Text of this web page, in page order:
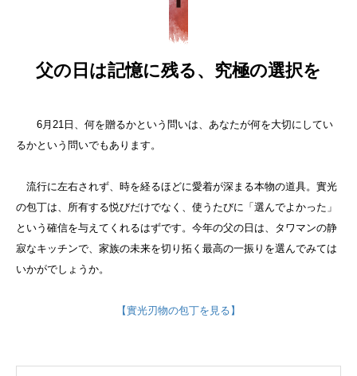
父の日は記憶に残る、究極の選択を
6月21日、何を贈るかという問いは、あなたが何を大切にしてい
るかという問いでもあります。
流行に左右されず、時を経るほどに愛着が深まる本物の道具。實光
の包丁は、所有する悦びだけでなく、使うたびに「選んでよかった」
という確信を与えてくれるはずです。今年の父の日は、タワマンの静
寂なキッチンで、家族の未来を切り拓く最高の一振りを選んでみては
いかがでしょうか。
【實光刃物の包丁を見る】